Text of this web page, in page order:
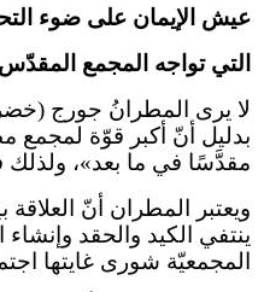
عيش الإيمان على ضوء
التي تواجه المجمع المقدّس
لا يرى المطرانُ جورج
بدليل أنّ أكبر قوّة لمجمع
مقدَّسًا في ما بعد»، ولذلك
ويعتبر المطران أنّ
ينتفي الكيد والحقد
المجمعيّة شورى غايتها